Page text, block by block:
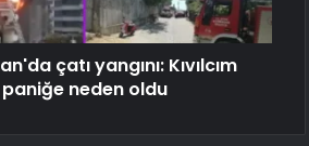
çatı yangını: Kıvılcım
paniğe neden oldu